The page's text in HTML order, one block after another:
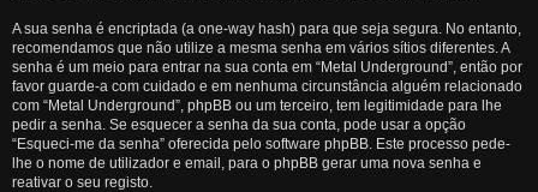
A sua senha é encriptada (a one-way hash) para que seja segura. No entanto,
recomendamos que não utilize a mesma senha em vários sítios diferentes. A
senha é um meio para entrar na sua conta em “Metal Underground”, então por
favor guarde-a com cuidado e em nenhuma circunstância alguém relacionado
com “Metal Underground”, phpBB ou um terceiro, tem legitimidade para lhe
pedir a senha. Se esquecer a senha da sua conta, pode usar a opção
“Esqueci-me da senha” oferecida pelo software phpBB. Este processo pede-
lhe o nome de utilizador e email, para o phpBB gerar uma nova senha e
reativar o seu registo.